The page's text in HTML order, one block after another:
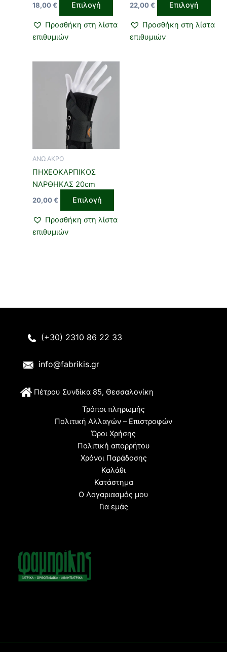
18,00€ Επιλογή
σελίδα
του
προϊόντος
Προσθήκη στη λίστα
επιθυμιών
22,00€ Επιλογή
του
Προσθήκη στη λίστα
επιθυμιών
ΑΝΩ ΑΚΡΟ
ΠΗΧΕΟΚΑΡΠΙΚΟΣ
ΝΑΡΘΗΚΑΣ 20cm
20,00€ Επιλογή
επιλεγούν
σελίδα
του
Προσθήκη στη λίστα
επιθυμιών
(+30) 2310 86 22 33
info@fabrikis.gr
Πέτρου Συνδίκα 85, Θεσσαλονίκη
Τρόποι πληρωμής
Πολιτική Αλλαγών – Επιστροφών
Όροι Χρήσης
Πολιτική απορρήτου
Χρόνοι Παράδοσης
Καλάθι
Κατάστημα
Ο Λογαριασμός μου
Για εμάς